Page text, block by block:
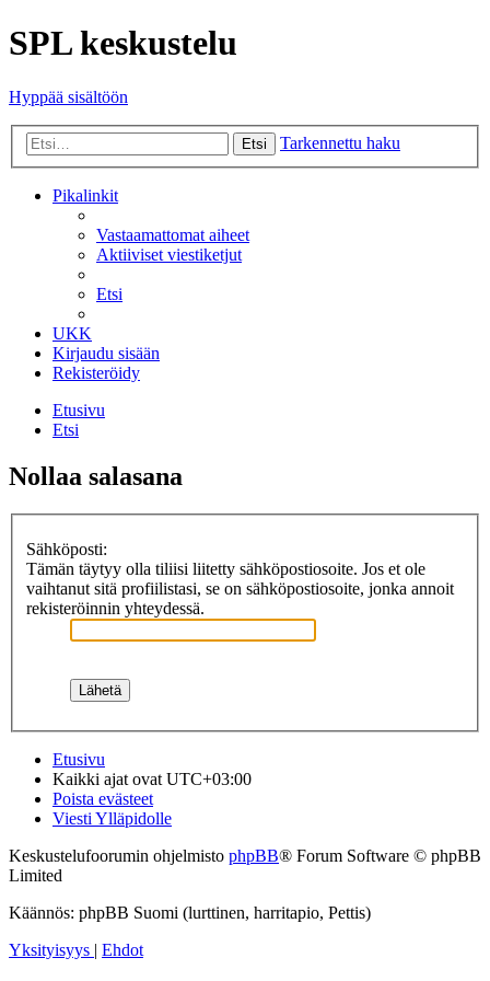
SPL keskustelu
Hyppää sisältöön
Etsi Tarkennettu haku
Pikalinkit
Vastaamattomat aiheet
Aktiiviset viestiketjut
Etsi
UKK
Kirjaudu sisään
Rekisteröidy
Etusivu
Etsi
Nollaa salasana
Sähköposti:
Tämän täytyy olla tiliisi liitetty sähköpostiosoite. Jos et ole
vaihtanut sitä profiilistasi, se on sähköpostiosoite, jonka annoit
rekisteröinnin yhteydessä.
Etusivu
Kaikki ajat ovat UTC+03:00
Poista evästeet
Viesti Ylläpidolle
Keskustelufoorumin ohjelmisto phpBB® Forum Software © phpBB
Limited
Käännös: phpBB Suomi (lurttinen, harritapio, Pettis)
Yksityisyys | Ehdot